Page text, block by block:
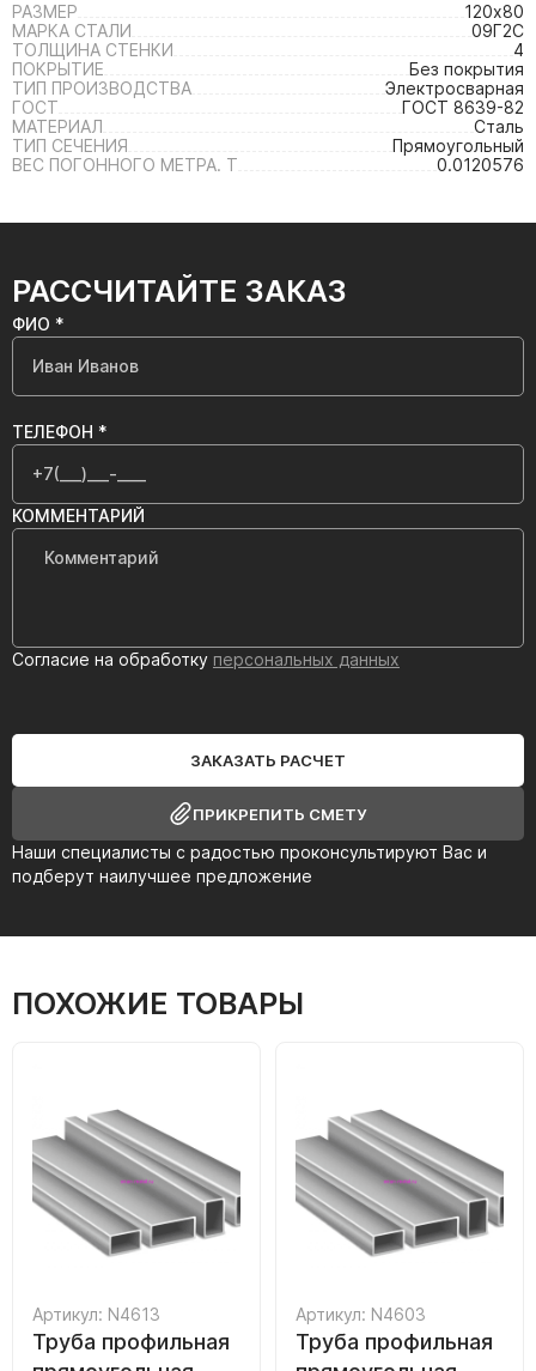
РАЗМЕР
120х80
МАРКА СТАЛИ
09Г2С
ТОЛЩИНА СТЕНКИ
4
ПОКРЫТИЕ
Без покрытия
ТИП ПРОИЗВОДСТВА
Электросварная
ГОСТ
ГОСТ 8639-82
МАТЕРИАЛ
Сталь
ТИП СЕЧЕНИЯ
Прямоугольный
ВЕС ПОГОННОГО МЕТРА. Т
0.0120576
РАССЧИТАЙТЕ ЗАКАЗ
Наши специалисты с радостью проконсультируют Вас и
подберут наилучшее предложение
ФИО *
ТЕЛЕФОН *
КОММЕНТАРИЙ
Согласие на обработку персональных данных
ЗАКАЗАТЬ РАСЧЕТ
ПРИКРЕПИТЬ СМЕТУ
ПОХОЖИЕ ТОВАРЫ
Артикул: N4613
Труба профильная
Артикул: N4603
Труба профильная